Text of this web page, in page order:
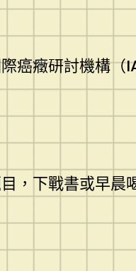
癌癥研討機構
，下戰書或早